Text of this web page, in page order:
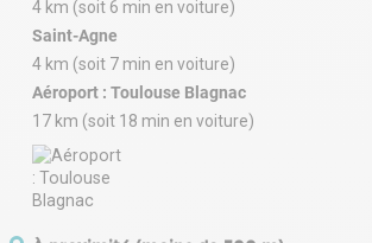
4 km (soit 6 min en voiture)
Saint-Agne
4 km (soit 7 min en voiture)
Aéroport : Toulouse Blagnac
17 km (soit 18 min en voiture)